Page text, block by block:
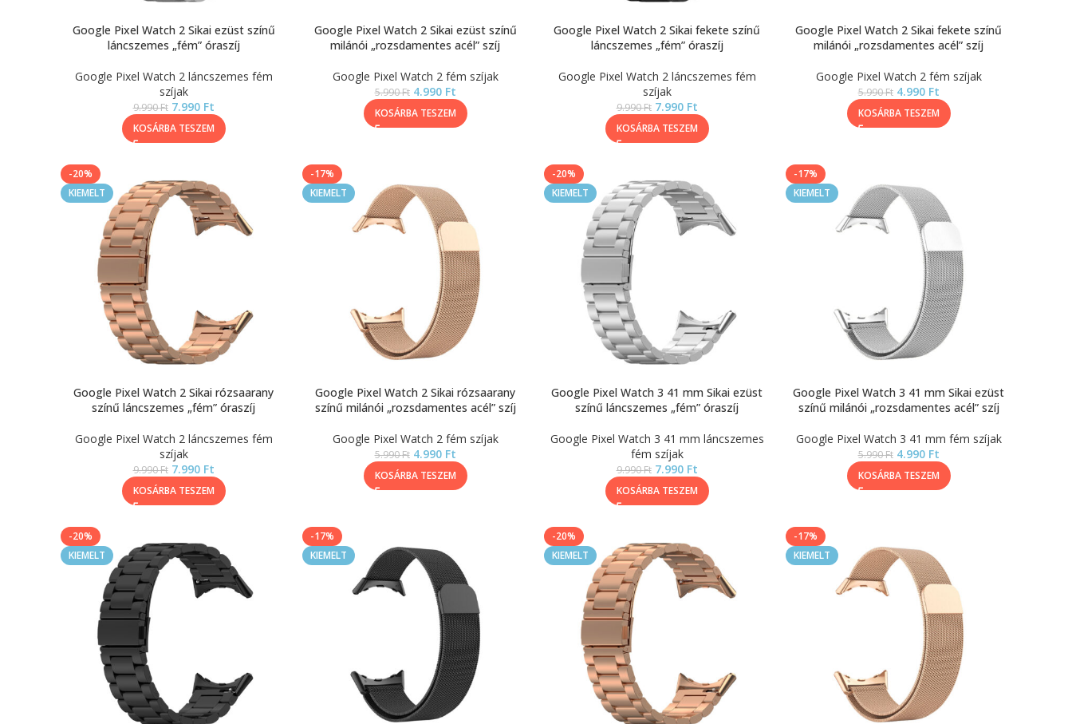
Google Pixel Watch 2 Sikai ezüst színű
láncszemes „fém” óraszíj
Google Pixel Watch 2 láncszemes fém
szíjak
9.990Ft 7.990 Ft
KOSÁRBA TESZEM
Google Pixel Watch 2 Sikai ezüst színű
milánói „rozsdamentes acél” szíj
Google Pixel Watch 2 fém szíjak
5.990Ft 4.990 Ft
KOSÁRBA TESZEM
Google Pixel Watch 2 Sikai fekete színű
láncszemes „fém” óraszíj
Google Pixel Watch 2 láncszemes fém
szíjak
9.990Ft 7.990 Ft
KOSÁRBA TESZEM
Google Pixel Watch 2 Sikai fekete színű
milánói „rozsdamentes acél” szíj
Google Pixel Watch 2 fém szíjak
5.990Ft 4.990 Ft
KOSÁRBA TESZEM
-20%
KIEMELT
Google Pixel Watch 2 Sikai rózsaarany
színű láncszemes „fém” óraszíj
Google Pixel Watch 2 láncszemes fém
szíjak
9.990Ft 7.990 Ft
KOSÁRBA TESZEM
-17%
KIEMELT
Google Pixel Watch 2 Sikai rózsaarany
színű milánói „rozsdamentes acél” szíj
Google Pixel Watch 2 fém szíjak
5.990Ft 4.990 Ft
KOSÁRBA TESZEM
-20%
KIEMELT
Google Pixel Watch 3 41 mm Sikai ezüst
színű láncszemes „fém” óraszíj
Google Pixel Watch 3 41 mm láncszemes
fém szíjak
9.990Ft 7.990 Ft
KOSÁRBA TESZEM
-17%
KIEMELT
Google Pixel Watch 3 41 mm Sikai ezüst
színű milánói „rozsdamentes acél” szíj
Google Pixel Watch 3 41 mm fém szíjak
5.990Ft 4.990 Ft
KOSÁRBA TESZEM
-20%
KIEMELT
-17%
KIEMELT
-20%
KIEMELT
-17%
KIEMELT